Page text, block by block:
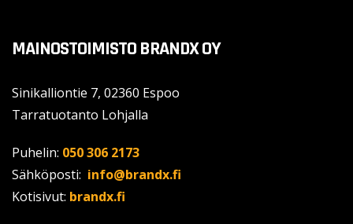
MAINOSTOIMISTO BRANDX OY
Sinikalliontie 7, 02360 Espoo
Tarratuotanto Lohjalla
Puhelin: 050 306 2173
Sähköposti: info@brandx.fi
Kotisivut: brandx.fi